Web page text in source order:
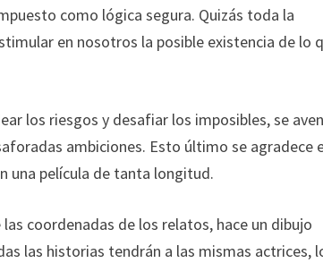
como lógica segura. Quizás toda la
en nosotros la posible existencia de lo
los riesgos y desafiar los imposibles, se
ambiciones. Esto último se agradece
una película de tanta longitud.
coordenadas de los relatos, hace un dibujo
las historias tendrán a las mismas actrices,